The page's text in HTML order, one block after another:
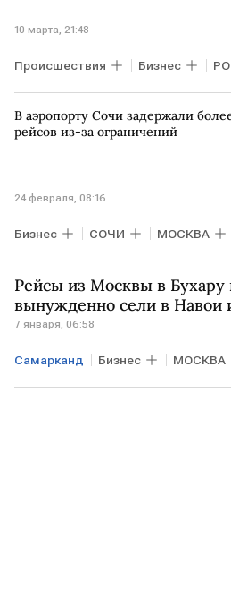
10 марта, 21:48
Происшествия Бизнес
МОСКВА НОВОСИБИРСК
аэропорт Домодедово
В аэропорту Сочи задержали
рейсов из-за ограничений
24 февраля, 08:16
Бизнес СОЧИ МОСКВА
САНКТ-ПЕТЕРБУРГ
Воздушный транспорт
Рейсы из Москвы в Бухару
вынужденно сели в Навои
7 января, 06:58
Самарканд Бизнес МОСКВА
Uzbekistan Airways Аэрофлот